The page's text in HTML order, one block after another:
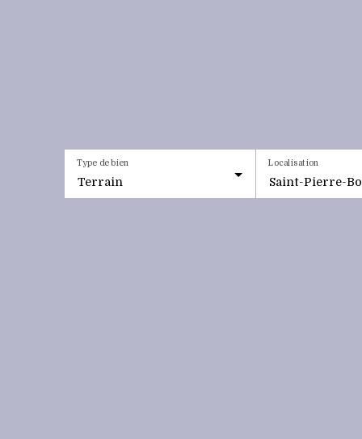
Terrain
Type de bien
Saint-Pierre-
Localisation